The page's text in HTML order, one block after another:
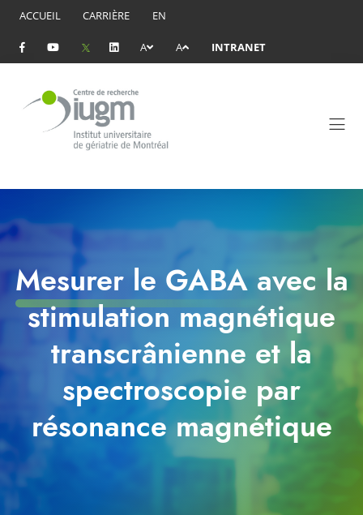
ACCUEIL CARRIÈRE EN
A A INTRANET
Mesurer le GABA avec la
stimulation magnétique
transcrânienne et la
spectroscopie par
résonance magnétique